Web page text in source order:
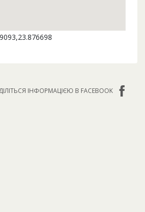
ІНФОРМАЦІЄЮ В FACEBOOK